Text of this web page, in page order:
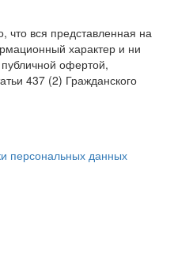
вся представленная на
характер и ни
офертой,
437 (2) Гражданского
персональных данных